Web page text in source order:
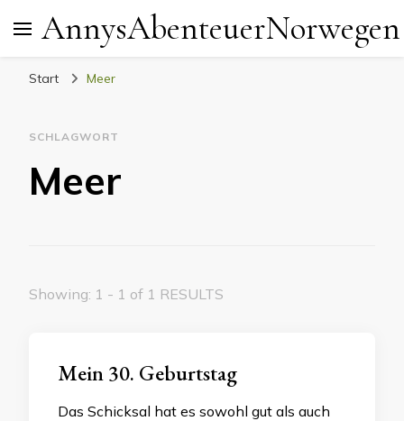
AnnysAbenteuerNorwegen
Start Meer
SCHLAGWORT
Meer
Showing: 1 - 1 of 1 RESULTS
Mein 30. Geburtstag
Das Schicksal hat es sowohl gut als auch